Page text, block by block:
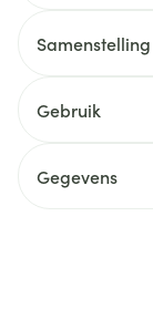
Samenstelling
Gebruik
Gegevens